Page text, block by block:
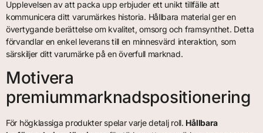
Upplevelsen av att packa upp erbjuder ett unikt tillfälle att
kommunicera ditt varumärkes historia. Hållbara material ger en
övertygande berättelse om kvalitet, omsorg och framsynthet. Detta
förvandlar en enkel leverans till en minnesvärd interaktion, som
särskiljer ditt varumärke på en överfull marknad.
Motivera
premiummarknadspositionering
För högklassiga produkter spelar varje detalj roll. Hållbara